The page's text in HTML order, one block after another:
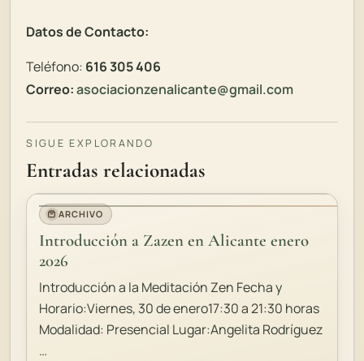
Datos de Contacto:
Teléfono: 616 305 406
Correo:asociacionzenalicante@gmail.com
SIGUE EXPLORANDO
Entradas relacionadas
ARCHIVO
Introducción a Zazen en Alicante enero
2026
Introducción a la Meditación Zen Fecha y
Horario:Viernes, 30 de enero17:30 a 21:30 horas
Modalidad: Presencial Lugar:Angelita Rodríguez
…